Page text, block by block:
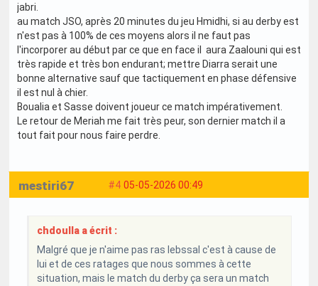
jabri.
au match JSO, après 20 minutes du jeu Hmidhi, si au derby est
n'est pas à 100% de ces moyens alors il ne faut pas
l'incorporer au début par ce que en face il aura Zaalouni qui est
très rapide et très bon endurant; mettre Diarra serait une
bonne alternative sauf que tactiquement en phase défensive
il est nul à chier.
Boualia et Sasse doivent joueur ce match impérativement.
Le retour de Meriah me fait très peur, son dernier match il a
tout fait pour nous faire perdre.
#4 05-05-2026 00:49
mestiri67
chdoulla a écrit :
Malgré que je n'aime pas ras lebssal c'est à cause de
lui et de ces ratages que nous sommes à cette
situation, mais le match du derby ça sera un match